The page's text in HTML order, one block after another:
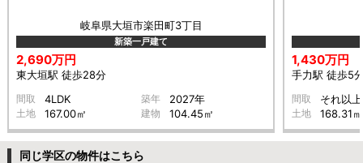
岐阜県大垣市楽田町3丁目
新築一戸建て
2,690万円
東大垣駅 徒歩28分
間取 4LDK 築年 2027年
土地 167.00㎡ 建物 104.45㎡
1,430万円
手力駅 徒歩5
間取 それ以上
土地 168.31㎡
同じ学区の物件はこちら